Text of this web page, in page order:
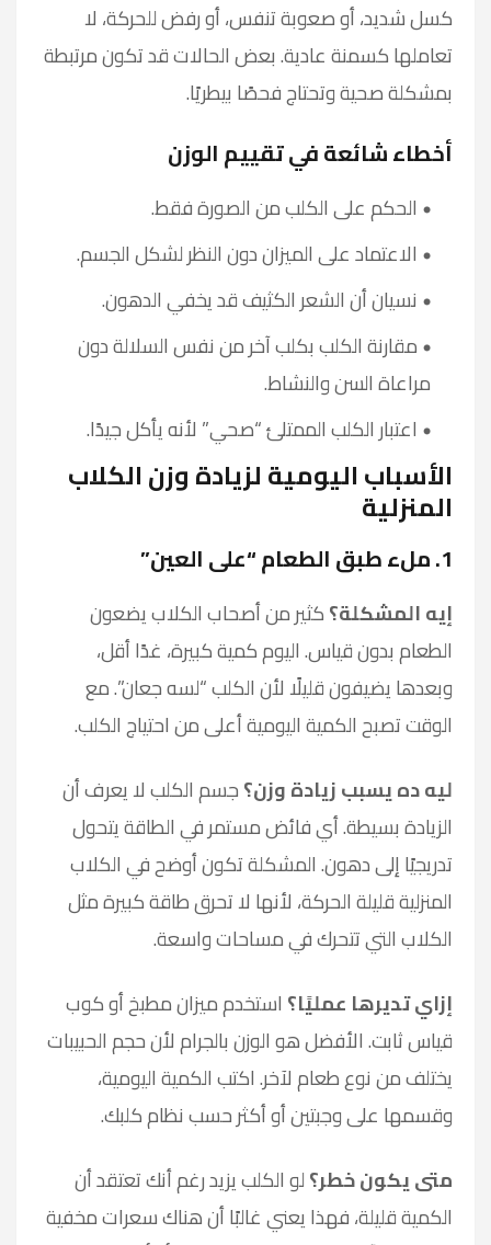
كسل شديد، أو صعوبة تنفس، أو رفض للحركة، لا
تعاملها كسمنة عادية. بعض الحالات قد تكون مرتبطة
بمشكلة صحية وتحتاج فحصًا بيطريًا.
أخطاء شائعة في تقييم الوزن
الحكم على الكلب من الصورة فقط.
الاعتماد على الميزان دون النظر لشكل الجسم.
نسيان أن الشعر الكثيف قد يخفي الدهون.
مقارنة الكلب بكلب آخر من نفس السلالة دون
مراعاة السن والنشاط.
اعتبار الكلب الممتلئ “صحي” لأنه يأكل جيدًا.
الأسباب اليومية لزيادة وزن الكلاب
المنزلية
1. ملء طبق الطعام “على العين”
إيه المشكلة؟كثير من أصحاب الكلاب يضعون
الطعام بدون قياس. اليوم كمية كبيرة، غدًا أقل،
وبعدها يضيفون قليلًا لأن الكلب “لسه جعان”. مع
الوقت تصبح الكمية اليومية أعلى من احتياج الكلب.
ليه ده يسبب زيادة وزن؟جسم الكلب لا يعرف أن
الزيادة بسيطة. أي فائض مستمر في الطاقة يتحول
تدريجيًا إلى دهون. المشكلة تكون أوضح في الكلاب
المنزلية قليلة الحركة، لأنها لا تحرق طاقة كبيرة مثل
الكلاب التي تتحرك في مساحات واسعة.
إزاي تديرها عمليًا؟ استخدم ميزان مطبخ أو كوب
قياس ثابت. الأفضل هو الوزن بالجرام لأن حجم الحبيبات
يختلف من نوع طعام لآخر. اكتب الكمية اليومية،
وقسمها على وجبتين أو أكثر حسب نظام كلبك.
متى يكون خطر؟لو الكلب يزيد رغم أنك تعتقد أن
الكمية قليلة، فهذا يعني غالبًا أن هناك سعرات مخفية